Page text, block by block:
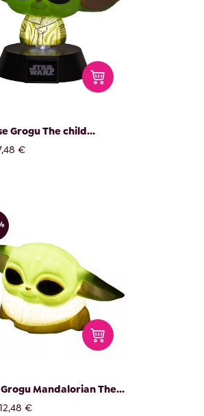
Grogu The child...
€
Mandalorian The...
12,48 €